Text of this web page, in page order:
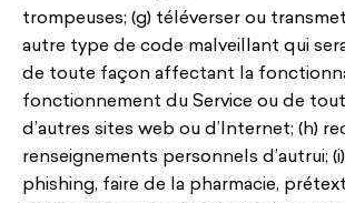
trompeuses; (g) téléverser ou
autre type de code malveillant qui
de toute façon affectant la
fonctionnement du Service ou de
d’autres sites web ou d’Internet; (h)
renseignements personnels d’autrui;
phishing, faire de la pharmacie,